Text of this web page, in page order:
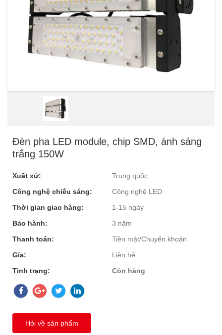
Đèn pha LED module, chip SMD, ánh sáng
trắng 150W
Xuất xứ:
Trung quốc
Công nghệ chiếu sáng:
Công nghệ LED
Thời gian giao hàng:
1-15 ngày
Bảo hành:
3 năm
Thanh toán:
Tiền mặt/Chuyển khoản
Gía:
Liên hệ
Tình trạng:
Còn hàng
Hỏi về sản phẩm